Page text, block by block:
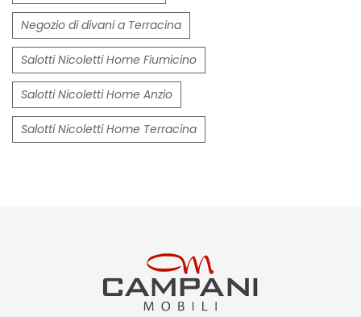
Negozio di divani a Terracina
Salotti Nicoletti Home Fiumicino
Salotti Nicoletti Home Anzio
Salotti Nicoletti Home Terracina